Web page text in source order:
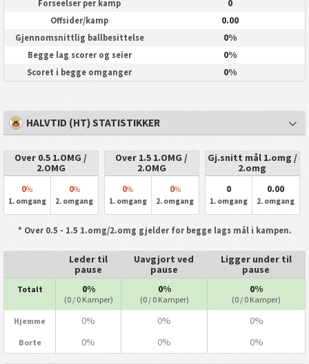
Forseelser per kamp 0
Offsider/kamp 0.00
Gjennomsnittlig ballbesittelse 0%
Begge lag scorer og seier 0%
Scoret i begge omganger 0%
HALVTID (HT) STATISTIKKER
Over 0.5 1.OMG /
2.OMG
0%
1. omgang
0%
2. omgang
Over 1.5 1.OMG /
2.OMG
0%
1. omgang
0%
2. omgang
Gj.snitt mål 1.omg /
2.omg
0
1. omgang
0.00
2. omgang
* Over 0.5 - 1.5 1.omg/2.omg gjelder for begge lags mål i kampen.
Leder til
pause
Uavgjort ved
pause
Ligger under til
pause
Totalt 0%
(0 / 0 Kamper)
0%
(0 / 0 Kamper)
0%
(0 / 0 Kamper)
Hjemme 0% 0% 0%
Borte 0% 0% 0%